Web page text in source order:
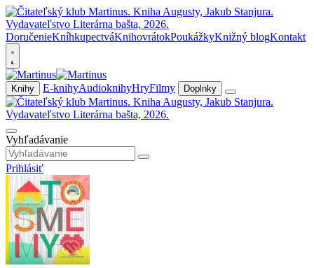
DoručenieKníhkupectváKnihovrátokPoukážkyKnižný blogKontakt
Knihy E-knihyAudioknihyHryFilmy Doplnky
Vyhľadávanie
Prihlásiť